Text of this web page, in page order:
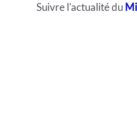
Suivre l'actualité du